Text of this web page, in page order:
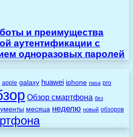
и преимущества
аутентификации с
одноразовых паролей
apple galaxy huawei iphone nasa pro
Обзор смартфона без
месяца неделю новый обзоров